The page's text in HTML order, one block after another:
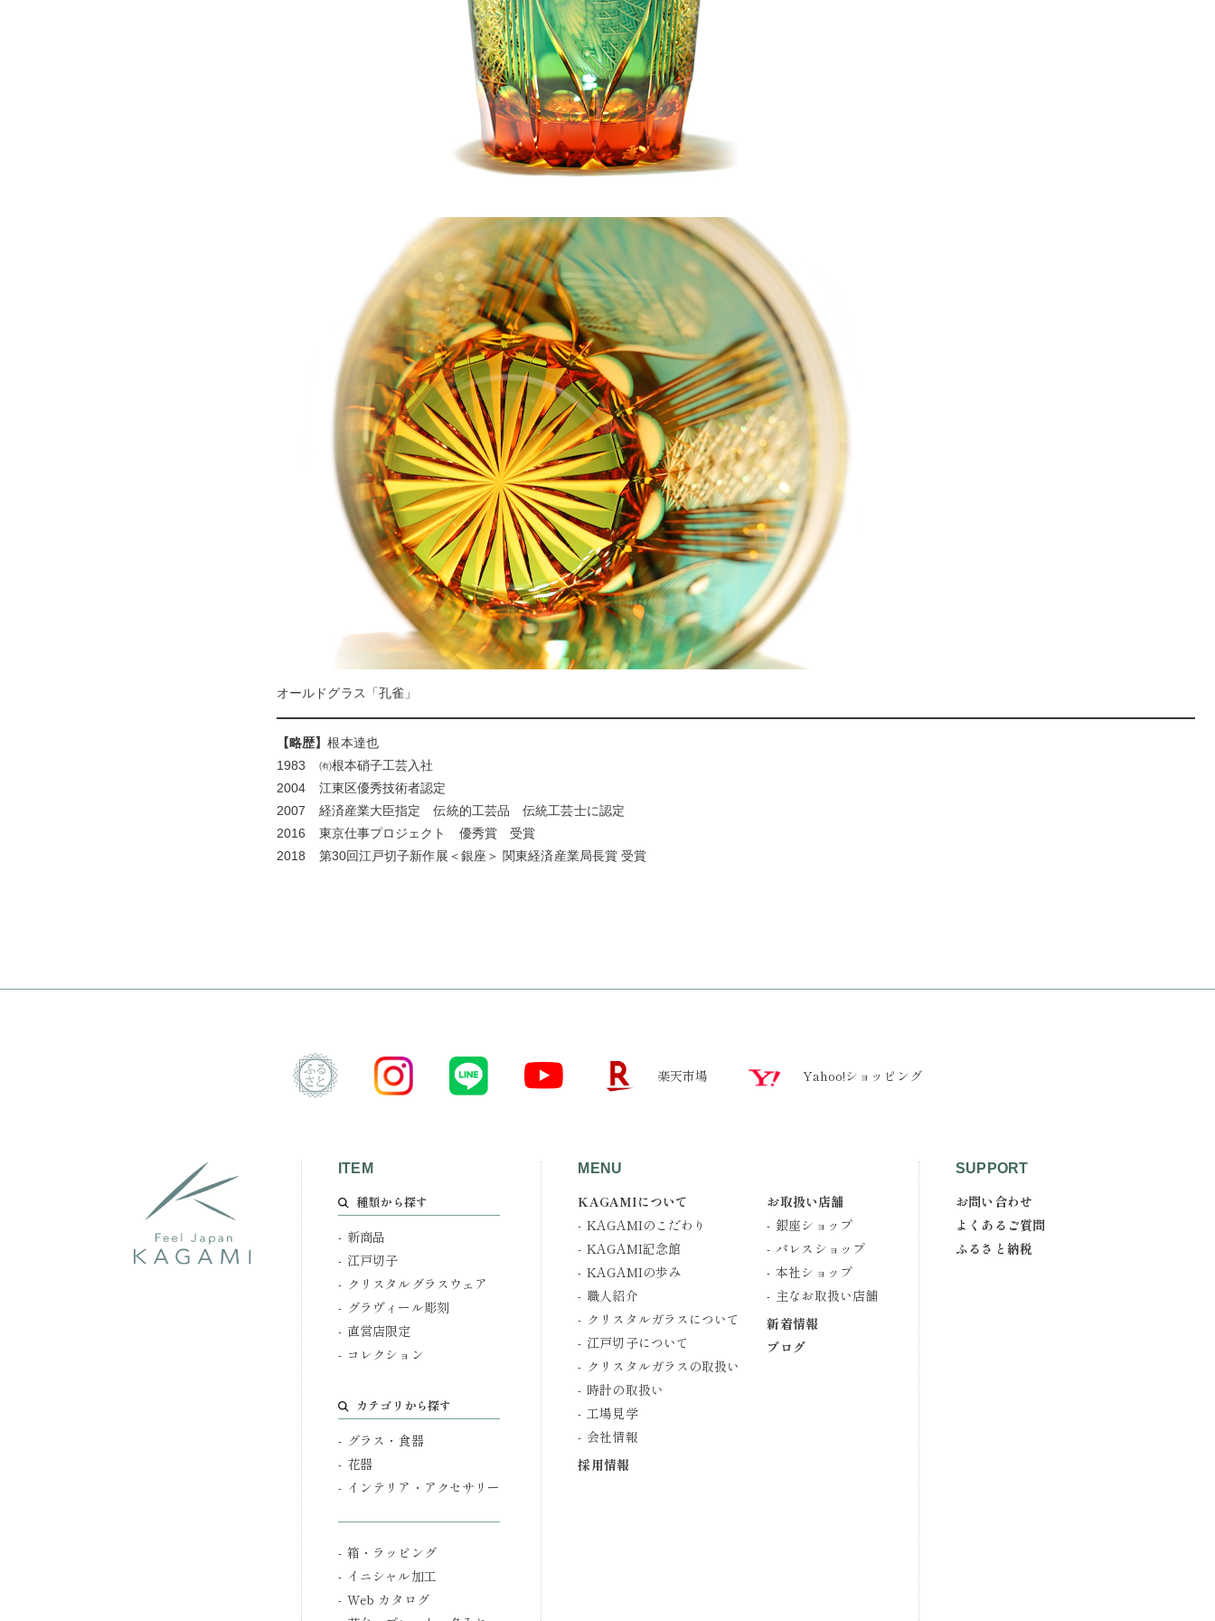
オールドグラス「孔雀」
【略歴】根本達也
1983 ㈲根本硝子工芸入社
2004 江東区優秀技術者認定
2007 経済産業大臣指定 伝統的工芸品 伝統工芸士に認定
2016 東京仕事プロジェクト 優秀賞 受賞
2018 第30回江戸切子新作展＜銀座＞ 関東経済産業局長賞 受賞
楽天市場 Yahoo!ショッピング
ITEM
種類から探す
新商品
江戸切子
クリスタルグラスウェア
グラヴィール彫刻
直営店限定
コレクション
カテゴリから探す
グラス・食器
花器
インテリア・アクセサリー
箱・ラッピング
イニシャル加工
Web カタログ
MENU
KAGAMIについて
KAGAMIのこだわり
KAGAMI記念館
KAGAMIの歩み
職人紹介
クリスタルガラスについて
江戸切子について
クリスタルガラスの取扱い
時計の取扱い
工場見学
会社情報
採用情報
お取扱い店舗
銀座ショップ
パレスショップ
本社ショップ
主なお取扱い店舗
新着情報
ブログ
SUPPORT
お問い合わせ
よくあるご質問
ふるさと納税